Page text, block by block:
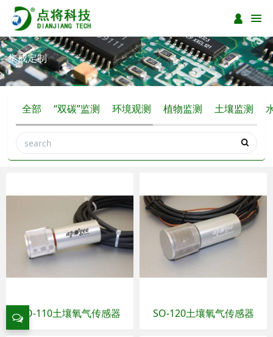
集成定制
全部 “双碳”监测 环境观测 植物监测 土壤监测
SO-110土壤氧气传感器 SO-120土壤氧气传感器